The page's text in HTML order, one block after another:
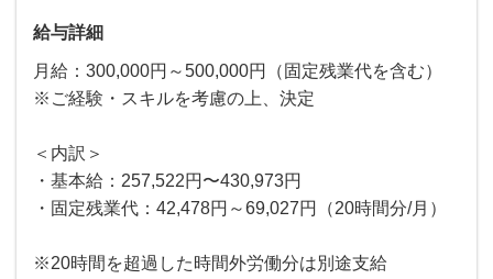
給与詳細
月給：300,000円～500,000円（固定残業代を含む）
※ご経験・スキルを考慮の上、決定
＜内訳＞
・基本給：257,522円〜430,973円
・固定残業代：42,478円～69,027円（20時間分/月）
※20時間を超過した時間外労働分は別途支給